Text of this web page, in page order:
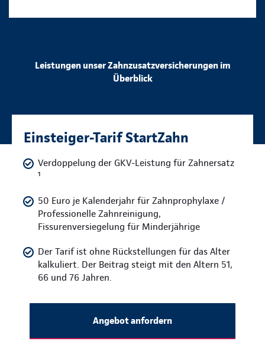
Leistungen unser Zahnzusatzversicherungen im
Überblick
Einsteiger-Tarif StartZahn
Verdoppelung der GKV-Leistung für Zahnersatz
¹
50 Euro je Kalenderjahr für Zahnprophylaxe /
Professionelle Zahnreinigung,
Fissurenversiegelung für Minderjährige
Der Tarif ist ohne Rückstellungen für das Alter
kalkuliert. Der Beitrag steigt mit den Altern 51,
66 und 76 Jahren.
Angebot anfordern